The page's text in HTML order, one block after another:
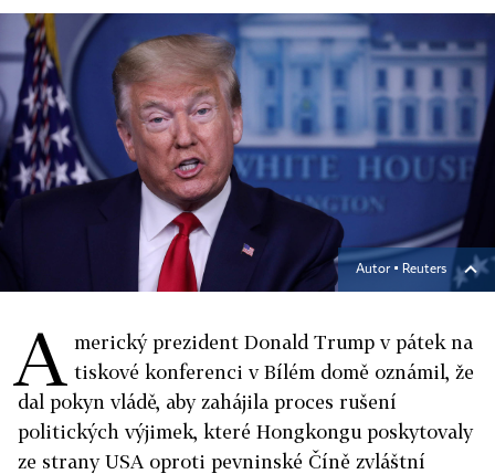
Autor ▪ Reuters
A merický prezident Donald Trump v pátek na
tiskové konferenci v Bílém domě oznámil, že
dal pokyn vládě, aby zahájila proces rušení
politických výjimek, které Hongkongu poskytovaly
ze strany USA oproti pevninské Číně zvláštní